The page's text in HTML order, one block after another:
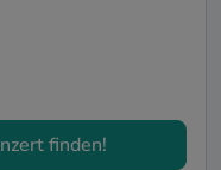
finden!